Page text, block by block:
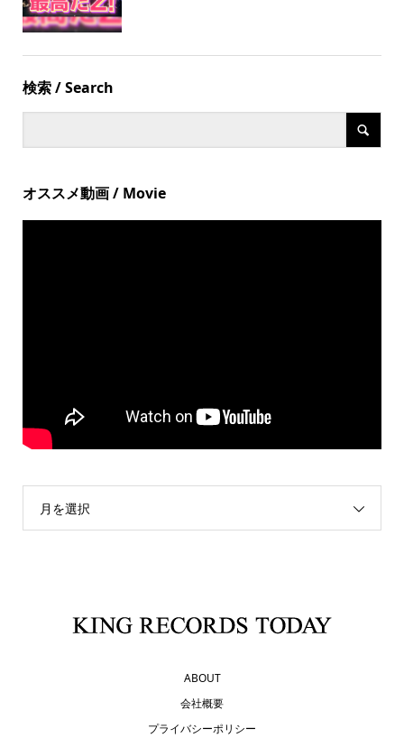
検索 / Search
オススメ動画 / Movie
月を選択
ABOUT
会社概要
プライバシーポリシー